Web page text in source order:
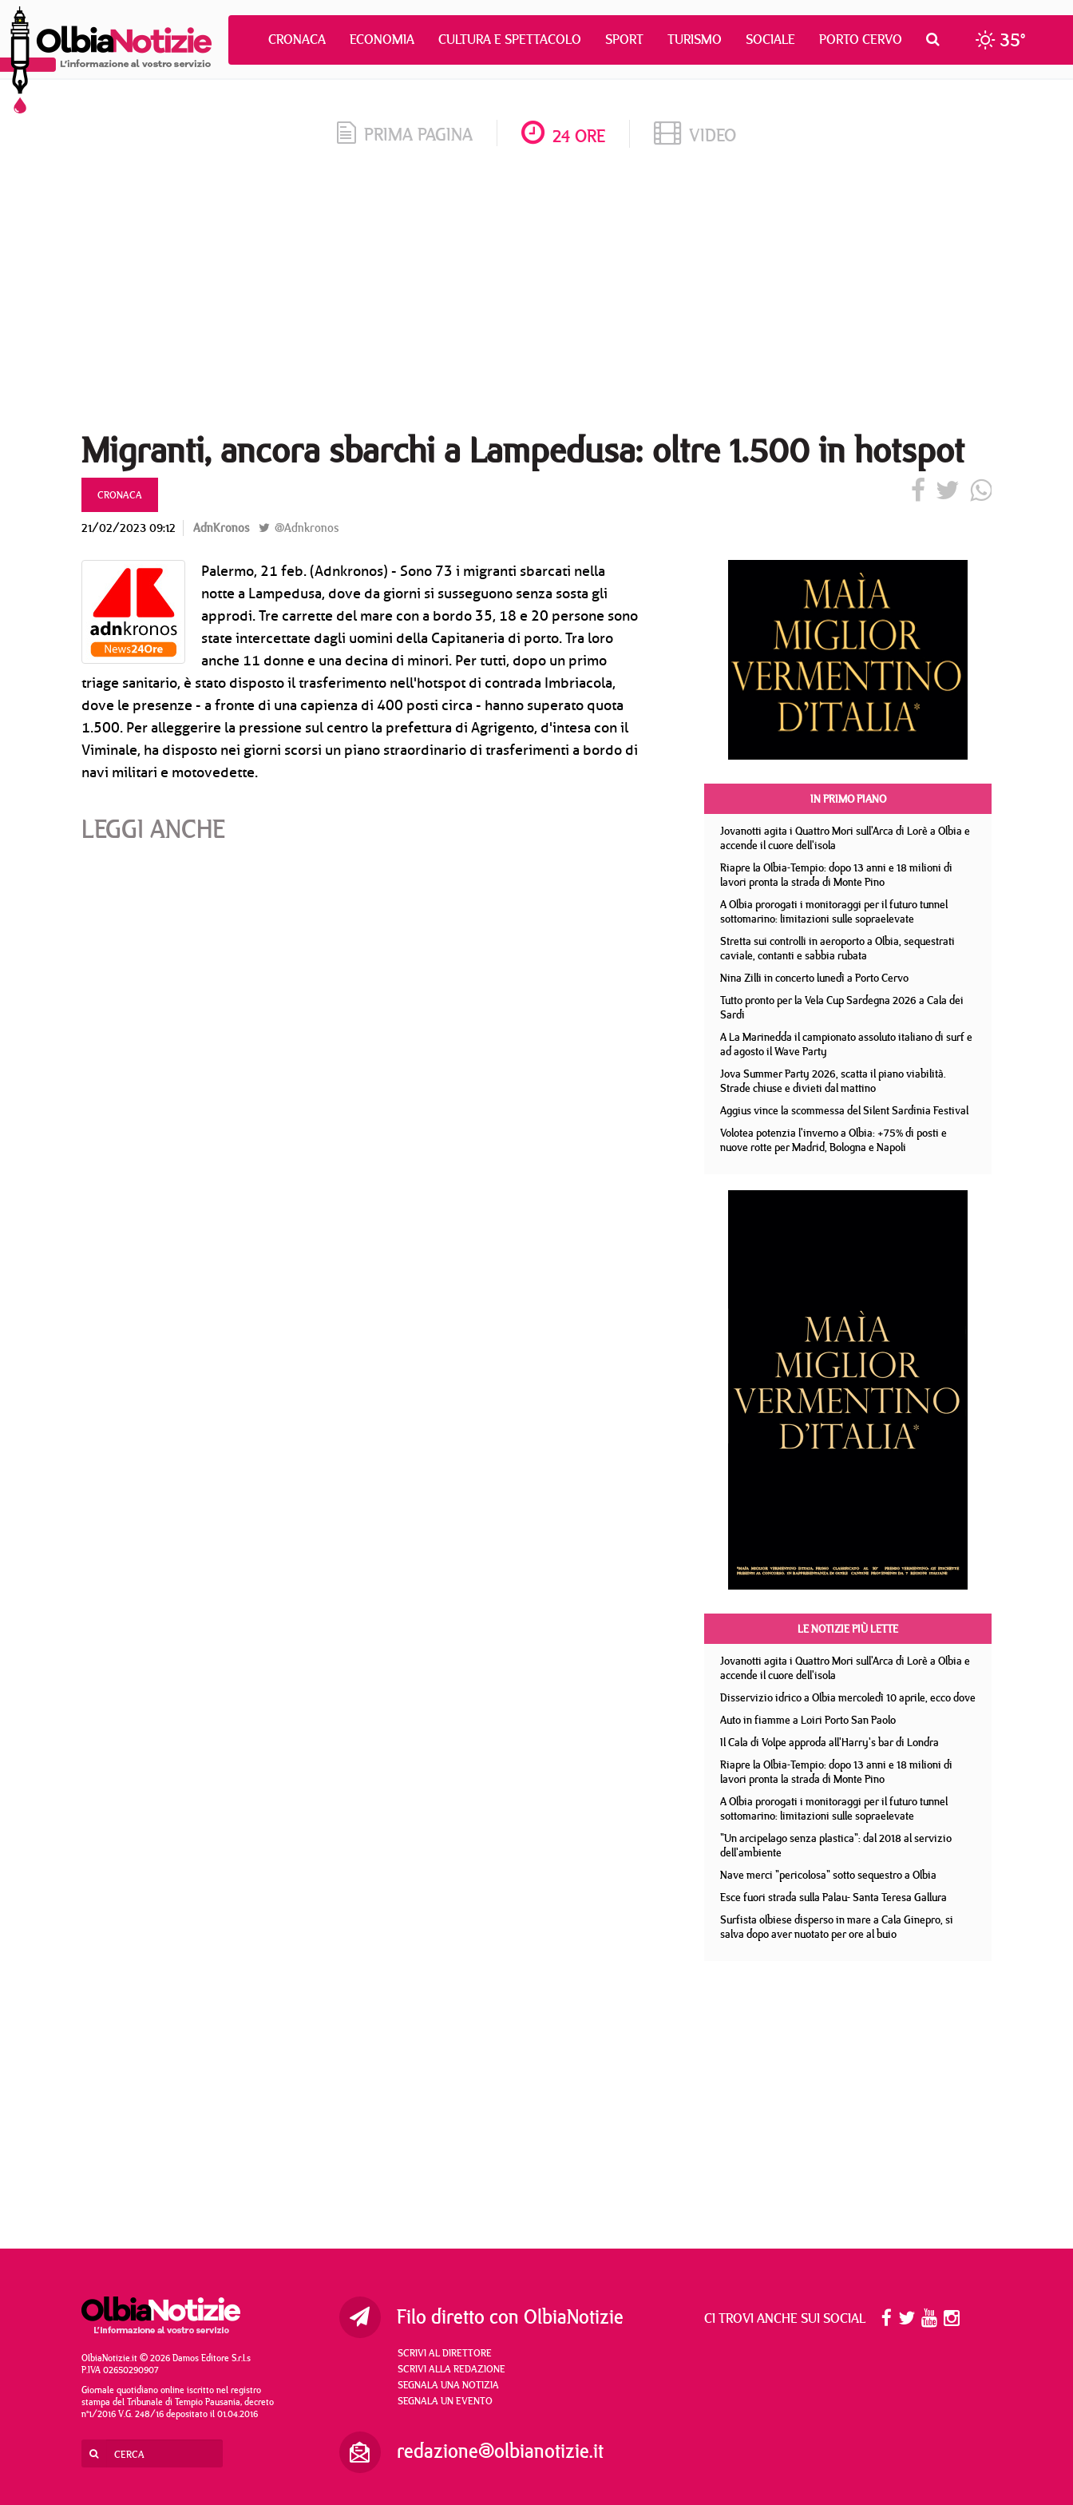
CRONACA ECONOMIA CULTURA E SPETTACOLO SPORT TURISMO SOCIALE PORTO CERVO 35°
PRIMA PAGINA 24 ORE VIDEO
Migranti, ancora sbarchi a Lampedusa: oltre 1.500 in hotspot
CRONACA
21/02/2023 09:12 AdnKronos @Adnkronos
Palermo, 21 feb. (Adnkronos) - Sono 73 i migranti sbarcati nella
notte a Lampedusa, dove da giorni si susseguono senza sosta gli
approdi. Tre carrette del mare con a bordo 35, 18 e 20 persone sono
state intercettate dagli uomini della Capitaneria di porto. Tra loro
anche 11 donne e una decina di minori. Per tutti, dopo un primo
triage sanitario, è stato disposto il trasferimento nell'hotspot di contrada Imbriacola,
dove le presenze - a fronte di una capienza di 400 posti circa - hanno superato quota
1.500. Per alleggerire la pressione sul centro la prefettura di Agrigento, d'intesa con il
Viminale, ha disposto nei giorni scorsi un piano straordinario di trasferimenti a bordo di
navi militari e motovedette.
LEGGI ANCHE
IN PRIMO PIANO
Jovanotti agita i Quattro Mori sull'Arca di Lorè a Olbia e
accende il cuore dell'isola
Riapre la Olbia-Tempio: dopo 13 anni e 18 milioni di
lavori pronta la strada di Monte Pino
A Olbia prorogati i monitoraggi per il futuro tunnel
sottomarino: limitazioni sulle sopraelevate
Stretta sui controlli in aeroporto a Olbia, sequestrati
caviale, contanti e sabbia rubata
Nina Zilli in concerto lunedì a Porto Cervo
Tutto pronto per la Vela Cup Sardegna 2026 a Cala dei
Sardi
A La Marinedda il campionato assoluto italiano di surf e
ad agosto il Wave Party
Jova Summer Party 2026, scatta il piano viabilità.
Strade chiuse e divieti dal mattino
Aggius vince la scommessa del Silent Sardinia Festival
Volotea potenzia l'inverno a Olbia: +75% di posti e
nuove rotte per Madrid, Bologna e Napoli
LE NOTIZIE PIÙ LETTE
Jovanotti agita i Quattro Mori sull'Arca di Lorè a Olbia e
accende il cuore dell'isola
Disservizio idrico a Olbia mercoledì 10 aprile, ecco dove
Auto in fiamme a Loiri Porto San Paolo
Il Cala di Volpe approda all'Harry's bar di Londra
Riapre la Olbia-Tempio: dopo 13 anni e 18 milioni di
lavori pronta la strada di Monte Pino
A Olbia prorogati i monitoraggi per il futuro tunnel
sottomarino: limitazioni sulle sopraelevate
"Un arcipelago senza plastica": dal 2018 al servizio
dell'ambiente
Nave merci "pericolosa" sotto sequestro a Olbia
Esce fuori strada sulla Palau- Santa Teresa Gallura
Surfista olbiese disperso in mare a Cala Ginepro, si
salva dopo aver nuotato per ore al buio
OlbiaNotizie.it © 2026 Damos Editore S.r.l.s
P.IVA 02650290907
Giornale quotidiano online iscritto nel registro
stampa del Tribunale di Tempio Pausania, decreto
n°1/2016 V.G. 248/16 depositato il 01.04.2016
Filo diretto con OlbiaNotizie
SCRIVI AL DIRETTORE
SCRIVI ALLA REDAZIONE
SEGNALA UNA NOTIZIA
SEGNALA UN EVENTO
redazione@olbianotizie.it
CI TROVI ANCHE SUI SOCIAL